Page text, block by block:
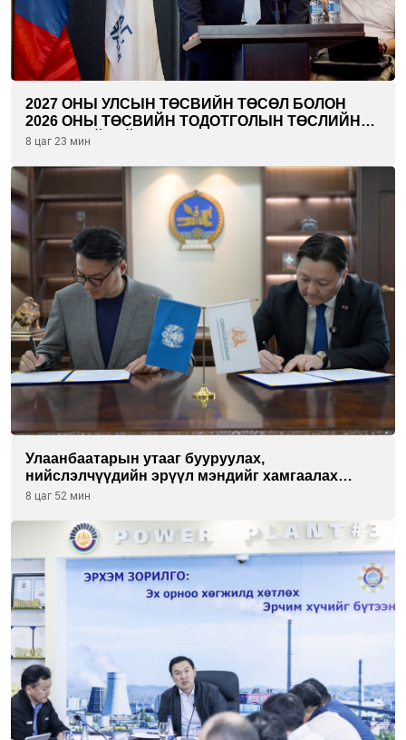
2027 ОНЫ УЛСЫН ТӨСВИЙН ТӨСӨЛ БОЛОН
2026 ОНЫ ТӨСВИЙН ТОДОТГОЛЫН ТӨСЛИЙН
ОЛОН НИЙТИЙН ХЭЛЭЛЦҮҮЛЭГ БОЛЛОО
8 цаг 23 мин
Улаанбаатарын утааг бууруулах,
нийслэлчүүдийн эрүүл мэндийг хамгаалах
төслийг “Чингис хаан баялгийн сан нэгдэл” ХХК-
8 цаг 52 мин